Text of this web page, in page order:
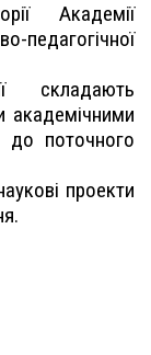
Академії
педагогічної
складають
академічними
до поточного
проекти